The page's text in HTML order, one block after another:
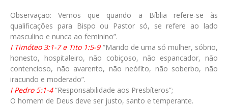
Observação: Vemos que quando a Bíblia refere-se às
qualificações para Bispo ou Pastor só, se refere ao lado
masculino e nunca ao feminino”.
I Timóteo 3:1-7 e Tito 1:5-9“Marido de uma só mulher, sóbrio,
honesto, hospitaleiro, não cobiçoso, não espancador, não
contencioso, não avarento, não neófito, não soberbo, não
iracundo e moderado”.
I Pedro 5:1-4“Responsabilidade aos Presbíteros”;
O homem de Deus deve ser justo, santo e temperante.